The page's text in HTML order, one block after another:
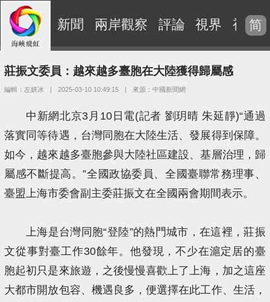
新聞 兩岸觀察 評論 視界 視頻
简
莊振文委員：越來越多臺胞在大陸獲得歸屬感
編輯：左妍冰 | 2025-03-10 10:49:15 | 來源：中國新聞網
中新網北京3月10日電(記者 劉玥晴 朱延靜)“通過
落實同等待遇，台灣同胞在大陸生活、發展得到保障。
如今，越來越多臺胞參與大陸社區建設、基層治理，歸
屬感不斷提高。”全國政協委員、全國臺聯常務理事、
臺盟上海市委會副主委莊振文在全國兩會期間表示。
上海是台灣同胞“登陸”的熱門城市，在這裡，莊振
文從事對臺工作30餘年。他發現，不少在滬定居的臺
胞起初只是來旅遊，之後慢慢喜歡上了上海，加之這座
大都市開放包容、機遇良多，便選擇在此工作、生活，